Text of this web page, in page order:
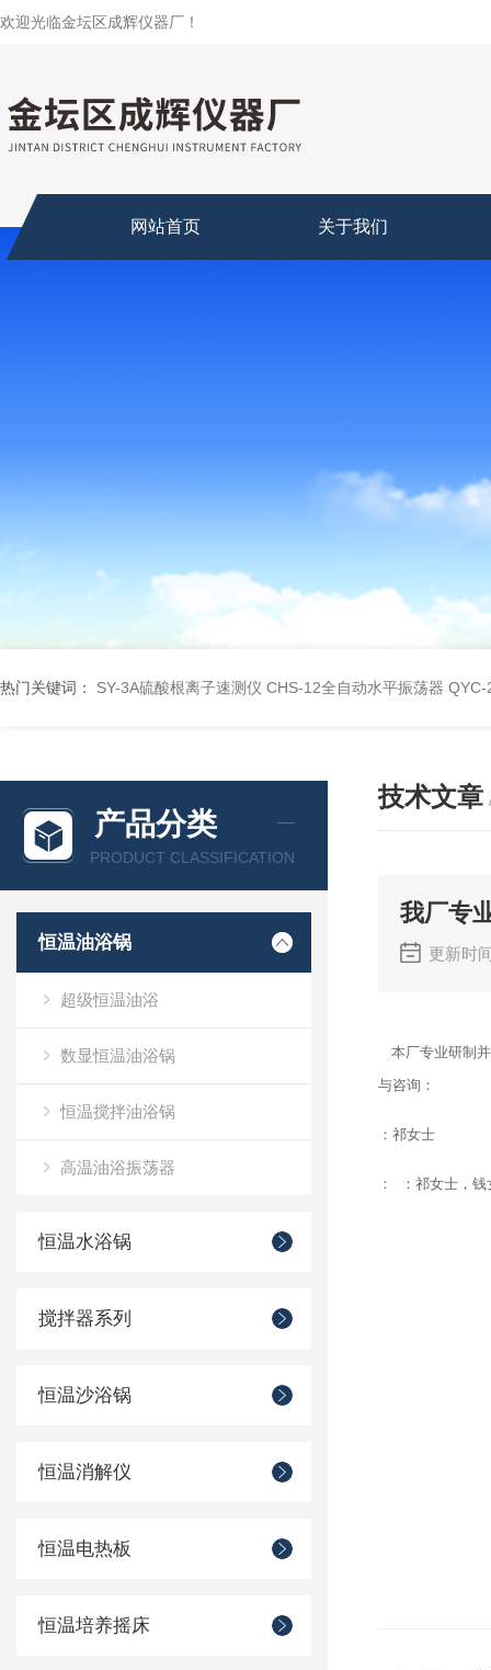
欢迎光临金坛区成辉仪器厂！
网站首页 关于我们
热门关键词： SY-3A硫酸根离子速测仪 CHS-12全自动水平振荡器 QYC-
产品分类
PRODUCT CLASSIFICATION
恒温油浴锅
超级恒温油浴
数显恒温油浴锅
恒温搅拌油浴锅
高温油浴振荡器
恒温水浴锅
搅拌器系列
恒温沙浴锅
恒温消解仪
恒温电热板
恒温培养摇床
技术文章
我厂专
更新时
本厂专业研制
与咨询：
：祁女士
： ：祁女士，钱